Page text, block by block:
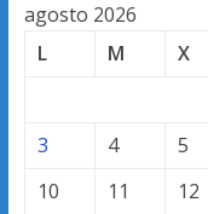
agosto 2026
L
M X
3
4 5
10
11 12